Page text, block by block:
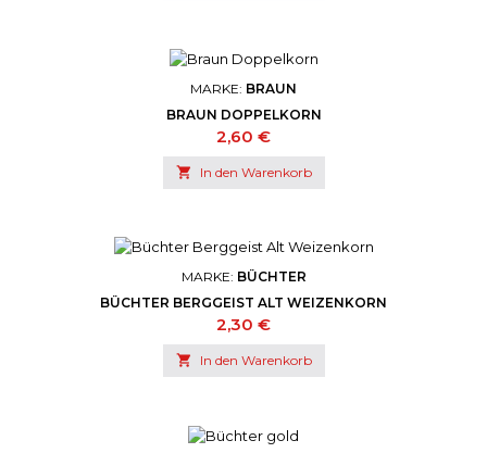
MARKE: BRAUN
BRAUN DOPPELKORN
Preis
2,60 €
 In den Warenkorb
MARKE: BÜCHTER
BÜCHTER BERGGEIST ALT WEIZENKORN
Preis
2,30 €
 In den Warenkorb